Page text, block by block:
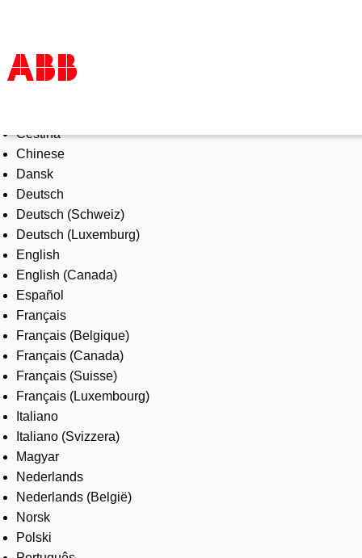
Products & Solutions
Industries
Services
About us
Where to buy
Contact us
Careers
Čeština
Chinese
Dansk
Deutsch
Deutsch (Schweiz)
Deutsch (Luxemburg)
English
English (Canada)
Español
Français
Français (Belgique)
Français (Canada)
Français (Suisse)
Français (Luxembourg)
Italiano
Italiano (Svizzera)
Magyar
Nederlands
Nederlands (België)
Norsk
Polski